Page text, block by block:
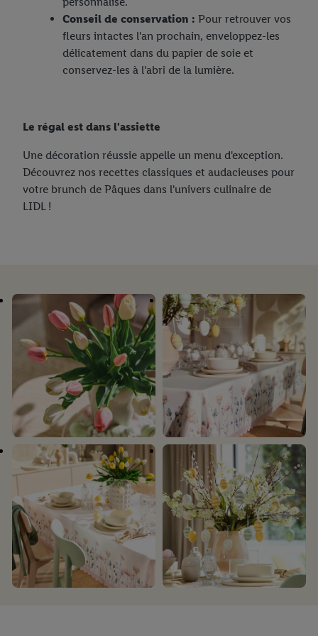
Conseil de conservation : Pour retrouver vos
fleurs intactes l'an prochain, enveloppez-les
délicatement dans du papier de soie et
conservez-les à l'abri de la lumière.
Le régal est dans l'assiette
Une décoration réussie appelle un menu d'exception.
Découvrez nos recettes classiques et audacieuses pour
votre brunch de Pâques dans l'univers culinaire de
LIDL !